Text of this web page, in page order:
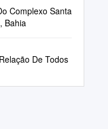
Complexo Santa
Bahia
De Todos